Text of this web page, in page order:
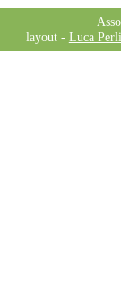
layout - Luca